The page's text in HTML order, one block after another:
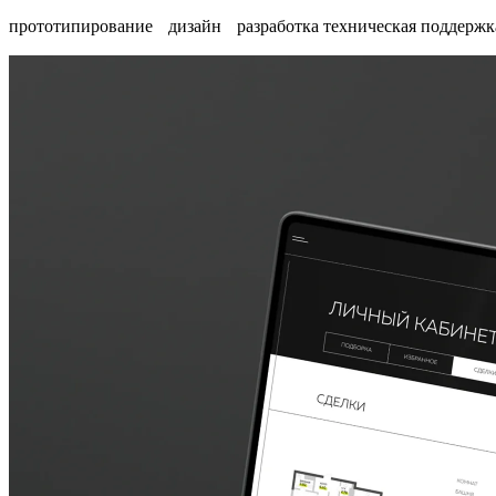
прототипирование дизайн разработка техническая